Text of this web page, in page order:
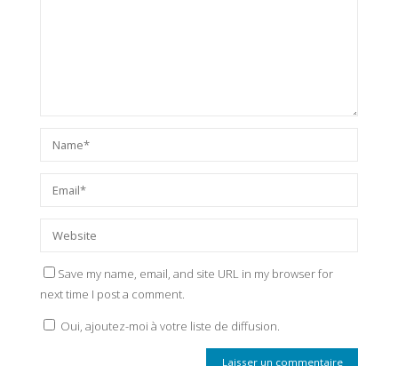
Save my name, email, and site URL in my browser for
next time I post a comment.
Oui, ajoutez-moi à votre liste de diffusion.